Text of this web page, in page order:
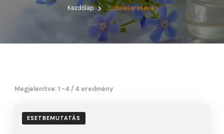
Kezdőlap tothnesereseva
Megjelenítve: 1 -4 / 4 eredmény
ESETBEMUTATÁS